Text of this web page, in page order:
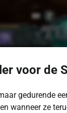
voor de
gedurende
wanneer ze